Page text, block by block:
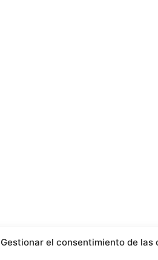
Gestionar el consentimiento de las